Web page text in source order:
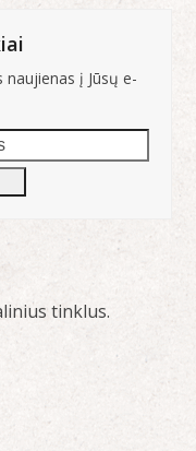
į Jūsų e-
tinklus.